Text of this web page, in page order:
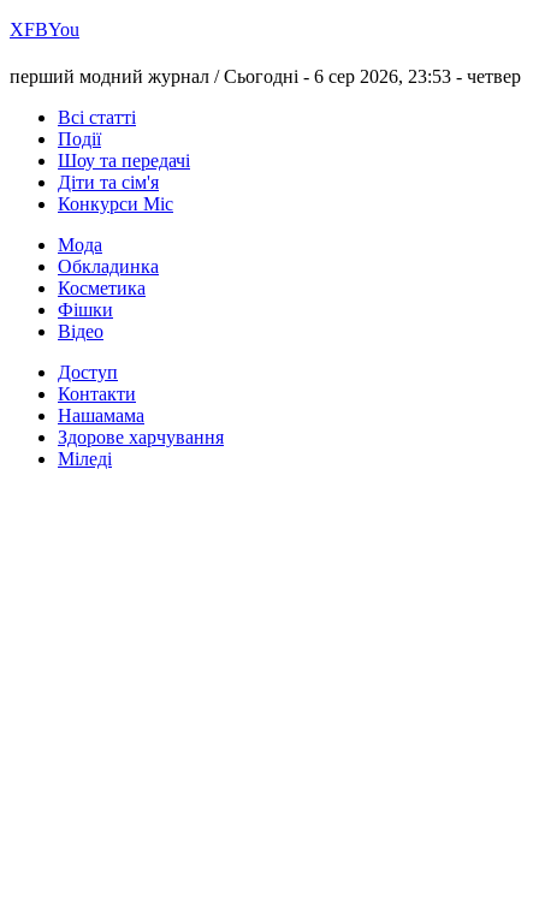
ХFBYou
перший модний журнал /Сьогодні - 6 сер 2026, 23:53 - четвер
Всі статті
Події
Шоу та передачі
Діти та сім'я
Конкурси Міс
Мода
Обкладинка
Косметика
Фішки
Відео
Доступ
Контакти
Нашамама
Здорове харчування
Міледі